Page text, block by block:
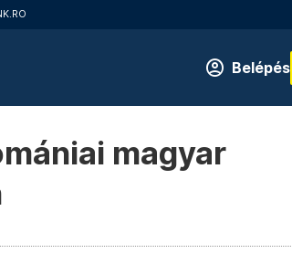
Belépés
magyar